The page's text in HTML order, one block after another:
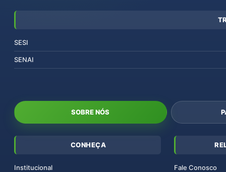
SESI
SENAI
SOBRE NÓS
CONHEÇA
Institucional Fale Conosco